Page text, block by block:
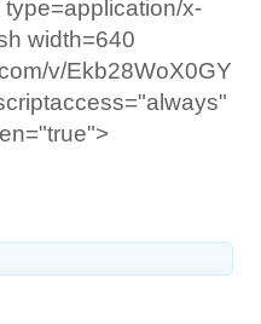
x-
width=640
v/Ekb28WoX0GY